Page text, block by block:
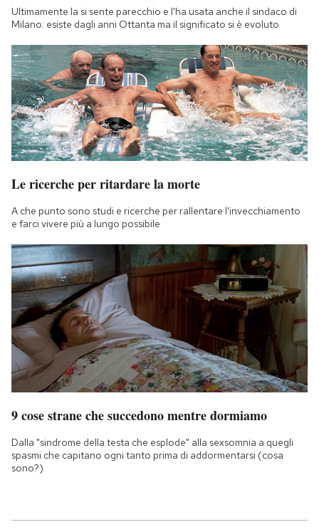
Ultimamente la si sente parecchio e l'ha usata anche il sindaco di
Milano: esiste dagli anni Ottanta ma il significato si è evoluto
Le ricerche per ritardare la morte
A che punto sono studi e ricerche per rallentare l'invecchiamento
e farci vivere più a lungo possibile
9 cose strane che succedono mentre dormiamo
Dalla "sindrome della testa che esplode" alla sexsomnia a quegli
spasmi che capitano ogni tanto prima di addormentarsi (cosa
sono?)